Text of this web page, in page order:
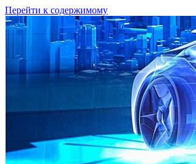
Перейти к содержимому